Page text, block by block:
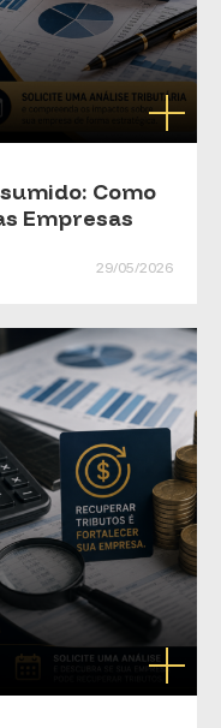
Como
Empresas
29/05/2026